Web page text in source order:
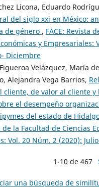
Licona, Eduardo
del siglo xxi en México:
de género , FACE: Revista
y Empresariales:
Diciembre
Velázquez, María
Alejandra Vega Barrios,
cliente, de valor al cliente y
el desempeño
del estado de
de la Facultad de Ciencias
Vol. 20 Núm. 2 (2020):
1-10 de 467
una búsqueda de